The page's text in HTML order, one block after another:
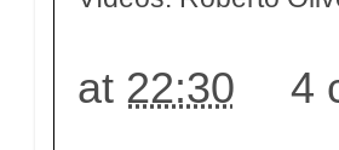
at 22:30 4